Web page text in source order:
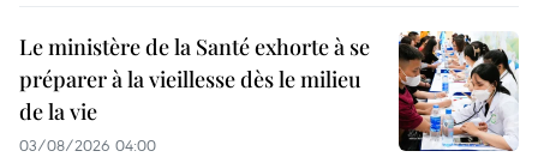
Le ministère de la Santé exhorte à se
préparer à la vieillesse dès le milieu
de la vie
03/08/2026 04:00